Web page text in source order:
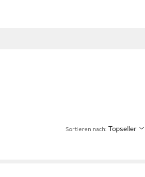
Sortieren nach: Topseller